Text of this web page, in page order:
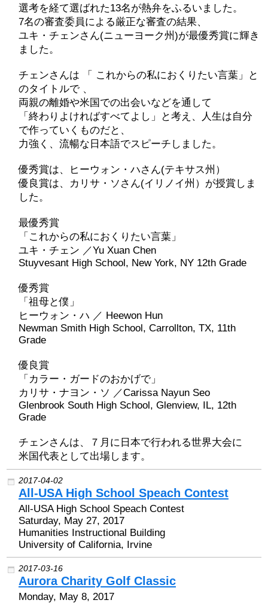
選考を経て選ばれた13名が熱弁をふるいました。
7名の審査委員による厳正な審査の結果、
ユキ・チェンさん(ニューヨーク州)が最優秀賞に輝き
ました。
チェンさんは 「 これからの私におくりたい言葉」と
のタイトルで 、
両親の離婚や米国での出会いなどを通して
「終わりよければすべてよし」と考え、人生は自分
で作っていくものだと、
力強く、流暢な日本語でスピーチしました。
優秀賞は、ヒーウォン・ハさん(テキサス州）
優良賞は、カリサ・ソさん(イリノイ州）が授賞しま
した。
最優秀賞
「これからの私におくりたい言葉」
ユキ・チェン ／Yu Xuan Chen
Stuyvesant High School, New York, NY 12th Grade
優秀賞
「祖母と僕」
ヒーウォン・ハ ／ Heewon Hun
Newman Smith High School, Carrollton, TX, 11th
Grade
優良賞
「カラー・ガードのおかげで」
カリサ・ナヨン・ソ ／Carissa Nayun Seo
Glenbrook South High School, Glenview, IL, 12th
Grade
チェンさんは、７月に日本で行われる世界大会に
米国代表として出場します。
2017-04-02
All-USA High School Speach Contest
All-USA High School Speach Contest
Saturday, May 27, 2017
Humanities Instructional Building
University of California, Irvine
2017-03-16
Aurora Charity Golf Classic
Monday, May 8, 2017